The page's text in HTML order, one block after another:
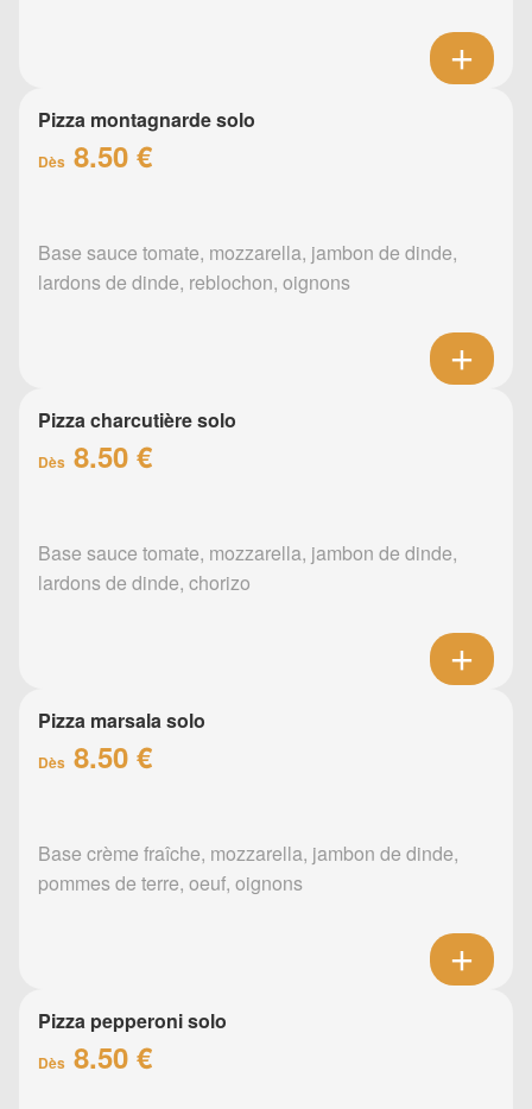
Pizza montagnarde solo
Dès 8.50 €
Base sauce tomate, mozzarella, jambon de dinde,
lardons de dinde, reblochon, oignons
Pizza charcutière solo
Dès 8.50 €
Base sauce tomate, mozzarella, jambon de dinde,
lardons de dinde, chorizo
Pizza marsala solo
Dès 8.50 €
Base crème fraîche, mozzarella, jambon de dinde,
pommes de terre, oeuf, oignons
Pizza pepperoni solo
Dès 8.50 €